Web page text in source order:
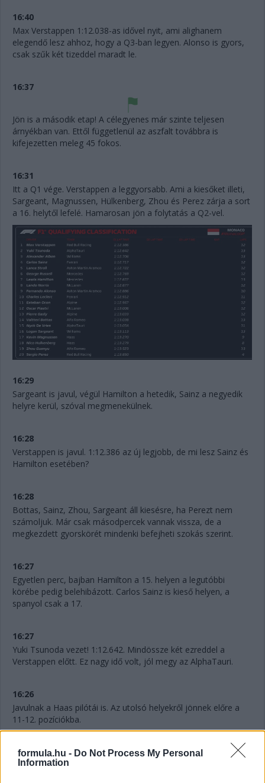
formula.hu - Do Not Process My Personal
Information
16:40
Max Verstappen 1:12.038-as idővel nyit, ami alighanem
elegendő lesz ahhoz, hogy a Q3-ban legyen. Alonso is gyors,
csak szűk két tizeddel maradt le.
16:37
Jön is a második etap! A célegyenes már szinte teljesen
árnyékban van. Ettől függetlenül az aszfalt továbbra is
kifejezetten meleg 45 fokos.
16:31
Itt a Q1 vége. Verstappen a leggyorsabb. Ami a kiesőket illeti,
Sargeant, Magnussen, Hülkenberg, Zhou és Perez zárja a sort
a 16. helytől lefelé. Hamarosan jön a folytatás a Q2-vel.
16:29
Sargeant is javul, végül Hamilton a hetedik, Sainz a negyedik
helyre kerül, szóval megmenekülnek.
16:28
Verstappen is javul. 1:12.386 az új legjobb, de mi lesz Sainz és
Hamilton esetében?
16:28
Bottas, Sainz, Zhou, Sargeant áll kiesésre, ha Perezt nem
számoljuk. Már csak másodpercek vannak vissza, de a
megkezdett gyorskörét mindenki befejheti szokás szerint.
16:27
Egyetlen perc, bajban Hamilton a 15. helyen a legutóbbi
körébe pedig belehibázott. Carlos Sainz is kieső helyen, a
spanyol csak a 17.
16:27
Yuki Tsunoda vezet! 1:12.642. Mindössze két ezreddel a
Verstappen előtt. Ez nagy idő volt, jól megy az AlphaTauri.
16:26
Javulnak a Haas pilótái is. Az utolsó helyekről jönnek előre a
11-12. pozíciókba.
16:25
Vannak itt érdekességek... Tsunoda lila első szektort dobott.